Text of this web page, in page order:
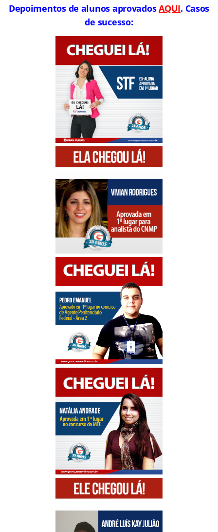
Depoimentos de alunos aprovadosAQUI. Casos
de sucesso: